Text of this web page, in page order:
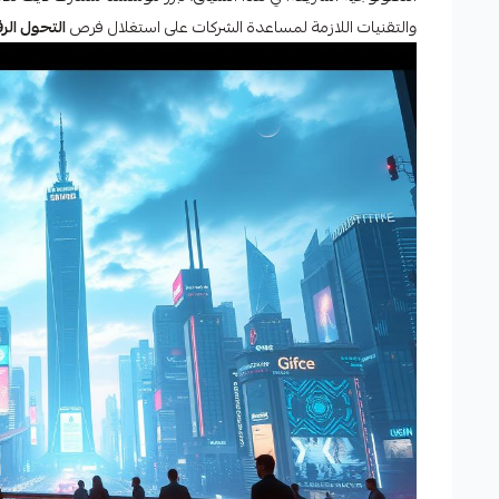
والتقنيات اللازمة لمساعدة الشركات على استغلال فرصالتحول